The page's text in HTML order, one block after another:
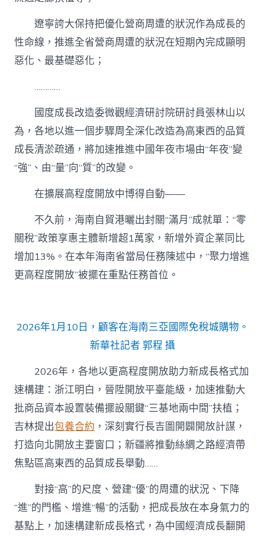
遼寧誇大保持把優化營商周遭的狀況作為成長的
性命線，推進全省營商周遭的狀況在短期內完成顯明
惡化、最基礎惡化；
…………
國度成長改造委微觀經濟研討院研討員張林山以
為，各地以進一個步驟周全深化改造為高東西的品質
成長清淤疏通，將加速推進中國年夜市場由“年夜”變
“強”、由“量”向“質”的改變。
在擴展高程度開放中博得自動——
不久前，海南自貿港曬出封關“滿月”成就單：“零
關稅”政策享惠主體新增超1萬家，新增外資企業同比
增加13%。在本年海南省當局任務陳述中，“聚力增進
更高程度開放”被擺在重點任務首位。
2026年1月10日，顧客在海南三亞國際免稅城購物。
新華社記者 郭程 攝
2026年，各地以更高程度開放助力新成長格式加
速構建：浙江明白，晉陞開放平臺能級，加速推動大
批商品資本設置裝備擺設關鍵“三基地兩中間”扶植；
吉林提出包養合約 ，深刻實行長吉圖開闢開放計謀，
打造向北開放主要窗口；新疆將推動絲綢之路經濟帶
焦點區高東西的品質成長舉動……
對接“高”的尺度、營建“優”的周遭的狀況、下降
“進”的門檻、增進“暢”的活動，把成長放在本身氣力的
基點上，加速構建新成長格式，為中國經濟成長翻開